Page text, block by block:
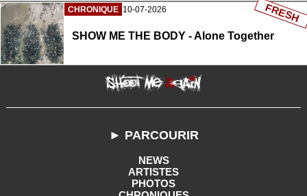
CHRONIQUE 10-07-2026
SHOW ME THE BODY - Alone Together
FRESH
► PARCOURIR
NEWS
ARTISTES
PHOTOS